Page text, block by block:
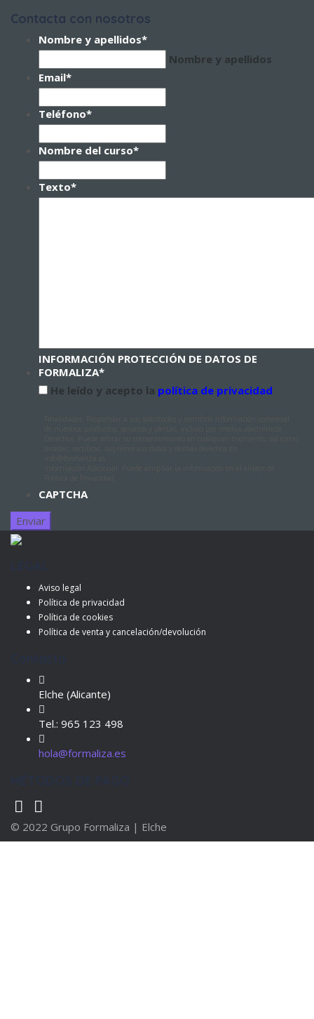
Contacta con nosotros
Nombre y apellidos*
Nombre y apellidos
Email*
Teléfono*
Nombre del curso*
Texto*
INFORMACIÓN PROTECCIÓN DE DATOS DE
FORMALIZA*
He leído y acepto la política de privacidad
CAPTCHA
Aviso legal
Política de privacidad
Política de cookies
Política de venta y cancelación/devolución
Elche (Alicante)
Tel.: 965 123 498
hola@formaliza.es
© 2022 Grupo Formaliza | Elche